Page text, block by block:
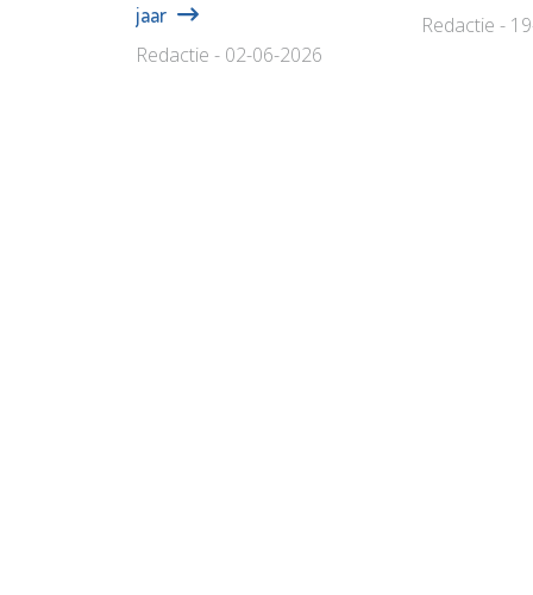
jaar
Redactie - 02-06-2026
Redactie -